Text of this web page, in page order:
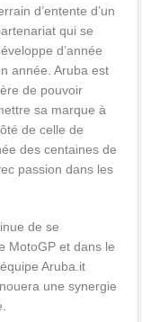
d’entente d’un
qui se
d’année
année. Aruba est
de pouvoir
sa marque à
de celle de
des centaines de
passion dans les
de se
MotoGP et dans le
Aruba.it
une synergie